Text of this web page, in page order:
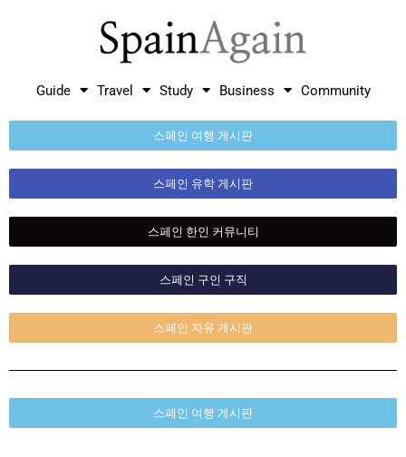
Guide Travel Study Business Community
스페인 여행 게시판
스페인 유학 게시판
스페인 한인 커뮤니티
스페인 구인 구직
스페인 자유 게시판
스페인 여행 게시판